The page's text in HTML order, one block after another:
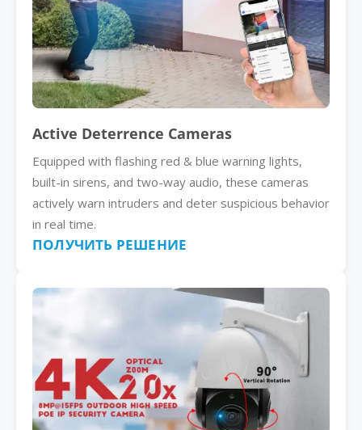
Active Deterrence Cameras
Equipped with flashing red & blue warning lights,
built-in sirens, and two-way audio, these cameras
actively warn intruders and deter suspicious behavior
in real time.
ПОЛУЧИТЬ РЕШЕНИЕ